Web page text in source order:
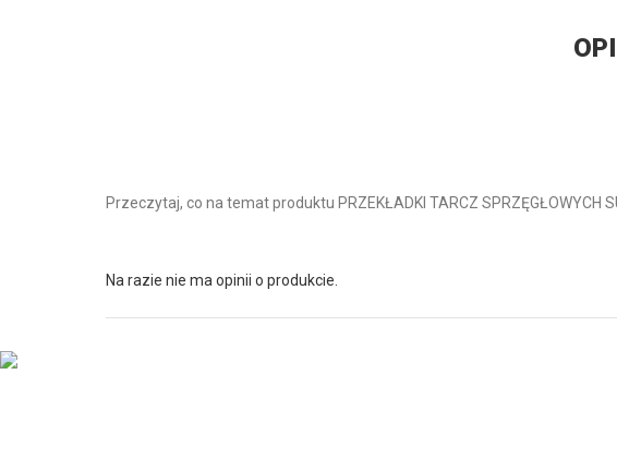
Przeczytaj, co na temat produktu PRZEKŁADKI TARCZ SPRZĘGŁOWYCH
Na razie nie ma opinii o produkcie.